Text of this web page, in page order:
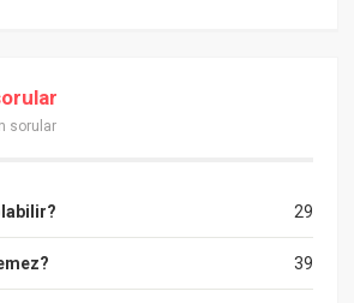
sorular
29
39